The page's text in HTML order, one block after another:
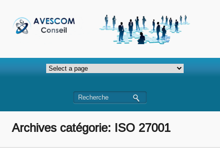
Archives catégorie: ISO 27001